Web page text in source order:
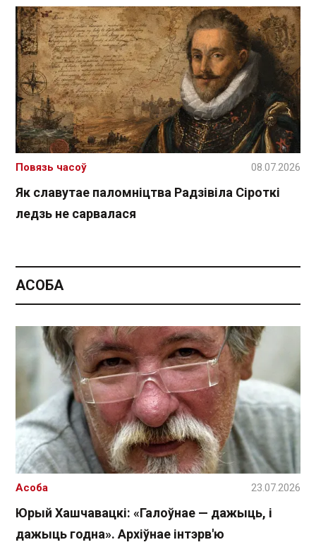
Як славутае паломніцтва Радзівіла Сіроткі
ледзь не сарвалася
Повязь часоў 08.07.2026
АСОБА
Юрый Хашчавацкі: «Галоўнае — дажыць, і
дажыць годна». Архіўнае інтэрв'ю
Асоба 23.07.2026